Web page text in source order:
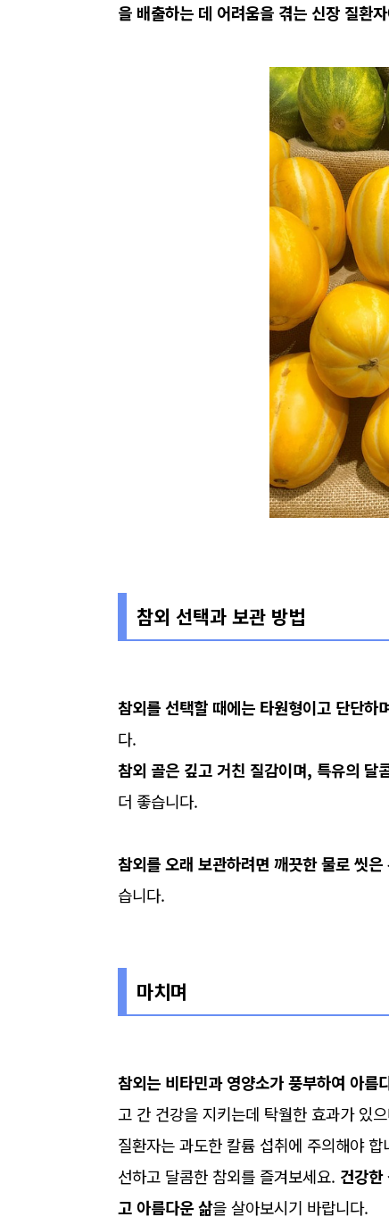
을 배출하는 데 어려움을 겪는 신장 질환
참외 선택과 보관 방법
참외를 선택할 때에는 타원형이고 단단하
다.
참외 골은 깊고 거친 질감이며, 특유의 달
더 좋습니다.
참외를 오래 보관하려면 깨끗한 물로 씻
습니다.
마치며
참외는 비타민과 영양소가 풍부하여 아름
고 간 건강을 지키는데 탁월한 효과가 있
질환자는 과도한 칼륨 섭취에 주의해야
선하고 달콤한 참외를 즐겨보세요. 건강한
고 아름다운 삶을 살아보시기 바랍니다.